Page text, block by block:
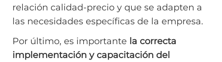
relación calidad-precio y que se adapten a
las necesidades específicas de la empresa.
Por último, es importante la correcta
implementación y capacitación del